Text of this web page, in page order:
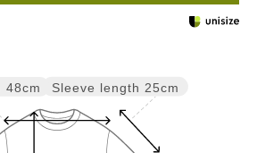
Sleeve length 25cm
48cm